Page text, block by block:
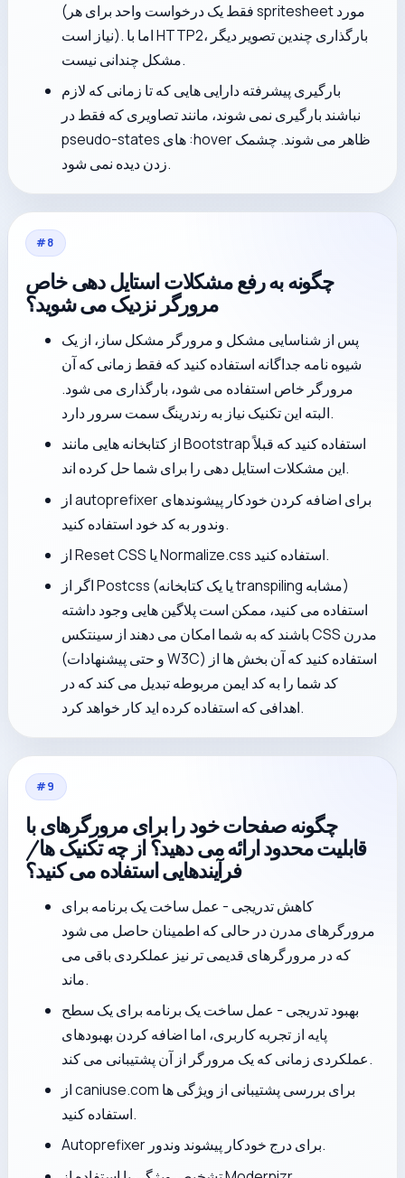
(فقط یک درخواست واحد برای هر spritesheet مورد
نیاز است). اما با HTTP2، بارگذاری چندین تصویر دیگر
مشکل چندانی نیست.
بارگیری پیشرفته دارایی هایی که تا زمانی که لازم
نباشند بارگیری نمی شوند، مانند تصاویری که فقط در
pseudo-states های :hover ظاهر می شوند. چشمک
زدن دیده نمی شود.
#8
چگونه به رفع مشکلات استایل دهی خاص
مرورگر نزدیک می شوید؟
پس از شناسایی مشکل و مرورگر مشکل ساز، از یک
شیوه نامه جداگانه استفاده کنید که فقط زمانی که آن
مرورگر خاص استفاده می شود، بارگذاری می شود.
البته این تکنیک نیاز به رندرینگ سمت سرور دارد.
از کتابخانه هایی مانند Bootstrap استفاده کنید که قبلاً
این مشکلات استایل دهی را برای شما حل کرده اند.
از autoprefixer برای اضافه کردن خودکار پیشوندهای
وندور به کد خود استفاده کنید.
از Reset CSS یا Normalize.css استفاده کنید.
اگر از Postcss (یا یک کتابخانه transpiling مشابه)
استفاده می کنید، ممکن است پلاگین هایی وجود داشته
باشند که به شما امکان می دهند از سینتکس CSS مدرن
(و حتی پیشنهادات W3C) استفاده کنید که آن بخش ها از
کد شما را به کد ایمن مربوطه تبدیل می کند که در
اهدافی که استفاده کرده اید کار خواهد کرد.
#9
چگونه صفحات خود را برای مرورگرهای با
قابلیت محدود ارائه می دهید؟ از چه تکنیک ها/
فرآیندهایی استفاده می کنید؟
کاهش تدریجی - عمل ساخت یک برنامه برای
مرورگرهای مدرن در حالی که اطمینان حاصل می شود
که در مرورگرهای قدیمی تر نیز عملکردی باقی می
ماند.
بهبود تدریجی - عمل ساخت یک برنامه برای یک سطح
پایه از تجربه کاربری، اما اضافه کردن بهبودهای
عملکردی زمانی که یک مرورگر از آن پشتیبانی می کند.
از caniuse.com برای بررسی پشتیبانی از ویژگی ها
استفاده کنید.
Autoprefixer برای درج خودکار پیشوند وندور.